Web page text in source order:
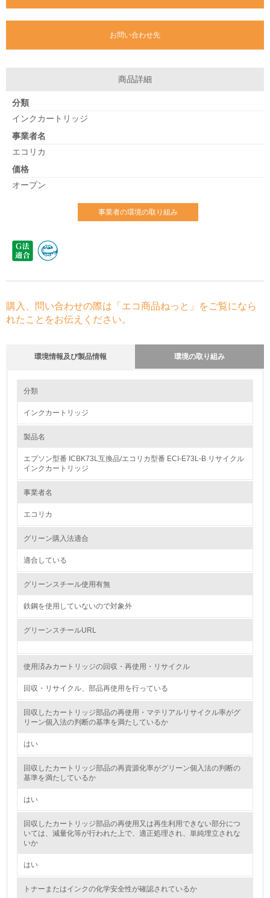
お問い合わせ先
商品詳細
分類
インクカートリッジ
事業者名
エコリカ
価格
オープン
事業者の環境の取り組み
購入、問い合わせの際は「エコ商品ねっと」をご覧になら
れたことをお伝えください。
環境情報及び製品情報 環境の取り組み
1.環境取り組み体制
環境方針を持っている
環境対応の責任体制を定めている
環境問題に関する従業員教育を行っている
自社に関係する主要な環境法規制を把握し、順守している
レベル2
5.
環境取り組み体制と成果を定期的に検証して次の活動に活
かしている
従業員が環境方針に基づいて自分の業務の中で行うべき環
境対策を理解し、実践している
環境活動に関する規格やプログラムを導入している
→ 導入している規格名
第三者認証を取得している
分類
インクカートリッジ
製品名
エプソン型番 ICBK73L互換品/エコリカ型番 ECI-E73L-B リサイクル
インクカートリッジ
事業者名
エコリカ
グリーン購入法適合
適合している
グリーンスチール使用有無
鉄鋼を使用していないので対象外
グリーンスチールURL
使用済みカートリッジの回収・再使用・リサイクル
回収・リサイクル、部品再使用を行っている
回収したカートリッジ部品の再使用・マテリアルリサイクル率がグ
リーン個入法の判断の基準を満たしているか
はい
回収したカートリッジ部品の再資源化率がグリーン個入法の判断の
基準を満たしているか
はい
回収したカートリッジ部品の再使用又は再生利用できない部分につ
いては、減量化等が行われた上で、適正処理され、単純埋立されな
いか
はい
トナーまたはインクの化学安全性が確認されているか